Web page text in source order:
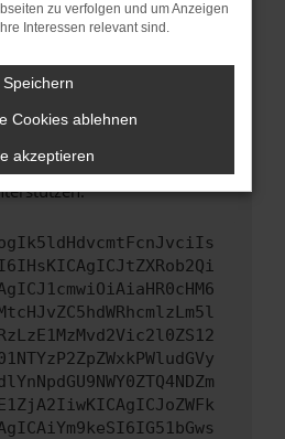
Funktionen nicht mehr
Webseitenbetreiber.
genannten Schritte versucht
bitte. Wir werden
um uns bei der
zu verfolgen und um Anzeigen
Interessen relevant sind.
Speichern
Cookies ablehnen
akzeptieren